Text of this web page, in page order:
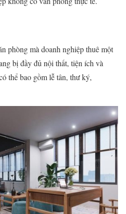
phòng mà doanh nghiệp thuê một
bị đầy đủ nội thất, tiện ích và
thể bao gồm lễ tân, thư ký,